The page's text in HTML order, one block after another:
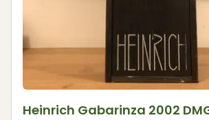
Heinrich Gabarinza 2002